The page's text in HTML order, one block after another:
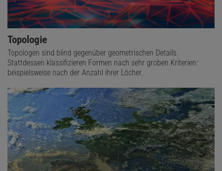
Topologie
Topologen sind blind gegenüber geometrischen Details.
Stattdessen klassifizieren Formen nach sehr groben Kriterien:
beispielsweise nach der Anzahl ihrer Löcher.